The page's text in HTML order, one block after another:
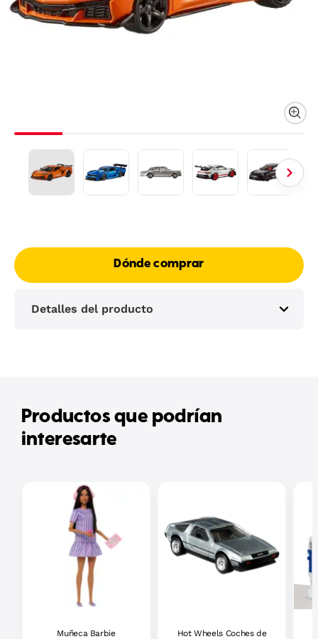
Dónde comprar
Detalles del producto
Productos que podrían
interesarte
Muñeca Barbie
Hot Wheels Coches de